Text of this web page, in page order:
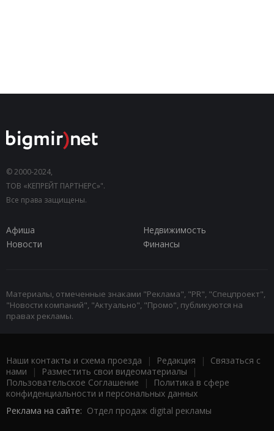
© 2000-2024,
ТОВ «КЕПРЕЙТ ПАРТНЕРС»".
Все права защищены.
Афиша
Недвижимость
Новости
Финансы
Материалы, отмеченные знаками "Реклама", "PR", "Спецпроект",
"Новости компаний", "Актуально", "Промо", публикуются на
правах рекламы.
Наши контакты и схема проезда | Редакция | Связаться с
нами | Разместить свои видеоматериалы |
Пользовательское Соглашение |
Политика в сфере
конфиденциальности и персональных данных
Реклама на сайте: Отдел продаж digital рекламы